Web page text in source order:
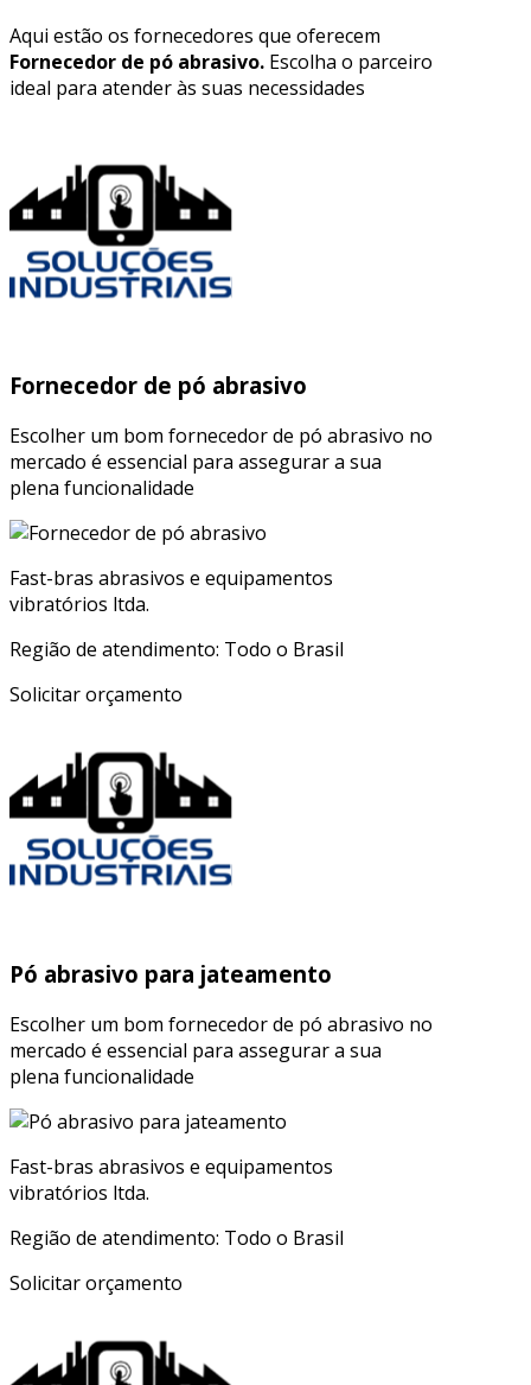
Aqui estão os fornecedores que oferecem
Fornecedor de pó abrasivo. Escolha o parceiro
ideal para atender às suas necessidades
Fornecedor de pó abrasivo
Escolher um bom fornecedor de pó abrasivo no
mercado é essencial para assegurar a sua
plena funcionalidade
Fast-bras abrasivos e equipamentos
vibratórios ltda.
Região de atendimento: Todo o Brasil
Solicitar orçamento
Pó abrasivo para jateamento
Escolher um bom fornecedor de pó abrasivo no
mercado é essencial para assegurar a sua
plena funcionalidade
Fast-bras abrasivos e equipamentos
vibratórios ltda.
Região de atendimento: Todo o Brasil
Solicitar orçamento